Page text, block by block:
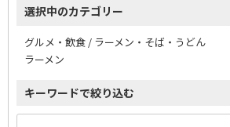
選択中のカテゴリー
グルメ・飲食 / ラーメン・そば・うどん
ラーメン
キーワードで絞り込む